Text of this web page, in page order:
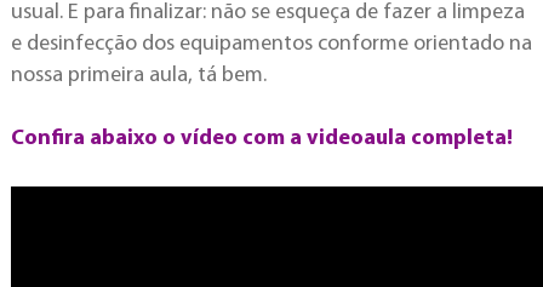
usual. E para finalizar: não se esqueça de fazer a limpeza
e desinfecção dos equipamentos conforme orientado na
nossa primeira aula, tá bem.
Confira abaixo o vídeo com a videoaula completa!